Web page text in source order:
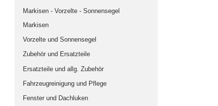
Opel Vivaro/Renault Trafic/ usw.
Mini Camper
MB Vito
Dachvarianten
Hubdach
Aufstelldach
Hochdach
Markisen - Vorzelte - Sonnensegel
Markisen
Vorzelte und Sonnensegel
Zubehör und Ersatzteile
Ersatzteile und allg. Zubehör
Fahrzeugreinigung und Pflege
Fenster und Dachluken